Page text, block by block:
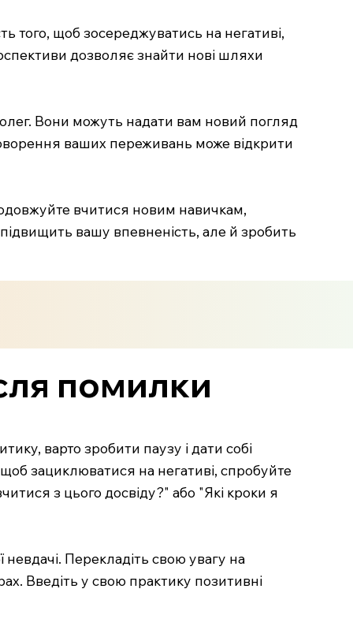
того, щоб зосереджуватись на негативі,
дозволяє знайти нові шляхи
Вони можуть надати вам новий погляд
ваших переживань може відкрити
вчитися новим навичкам,
вашу впевненість, але й зробить
помилки
варто зробити паузу і дати собі
зациклюватися на негативі, спробуйте
з цього досвіду?" або "Які кроки я
Перекладіть свою увагу на
Введіть у свою практику позитивні